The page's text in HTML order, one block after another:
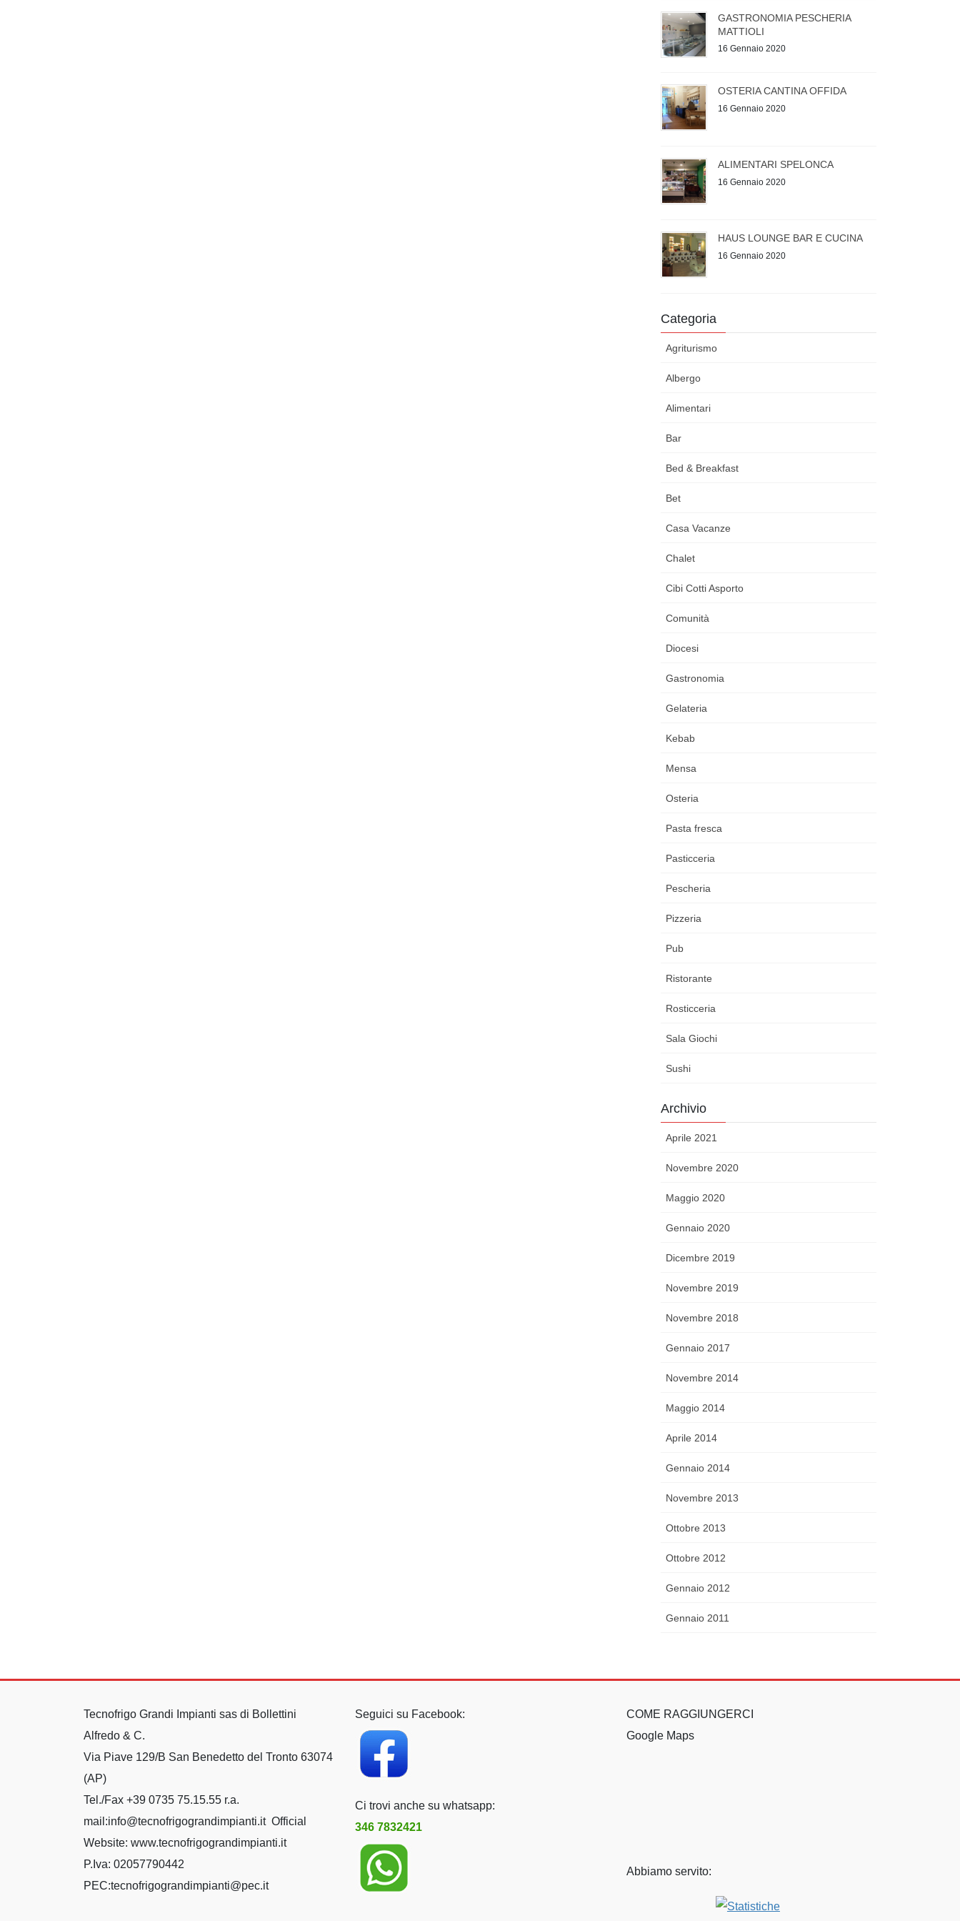
GASTRONOMIA PESCHERIA
MATTIOLI
16 Gennaio 2020
OSTERIA CANTINA OFFIDA
16 Gennaio 2020
ALIMENTARI SPELONCA
16 Gennaio 2020
HAUS LOUNGE BAR E CUCINA
16 Gennaio 2020
Categoria
Agriturismo
Albergo
Alimentari
Bar
Bed & Breakfast
Bet
Casa Vacanze
Chalet
Cibi Cotti Asporto
Comunità
Diocesi
Gastronomia
Gelateria
Kebab
Mensa
Osteria
Pasta fresca
Pasticceria
Pescheria
Pizzeria
Pub
Ristorante
Rosticceria
Sala Giochi
Sushi
Archivio
Aprile 2021
Novembre 2020
Maggio 2020
Gennaio 2020
Dicembre 2019
Novembre 2019
Novembre 2018
Gennaio 2017
Novembre 2014
Maggio 2014
Aprile 2014
Gennaio 2014
Novembre 2013
Ottobre 2013
Ottobre 2012
Gennaio 2012
Gennaio 2011
Tecnofrigo Grandi Impianti sas di Bollettini
Alfredo & C.
Via Piave 129/B San Benedetto del Tronto 63074
(AP)
Tel./Fax +39 0735 75.15.55 r.a.
mail:info@tecnofrigograndimpianti.it Official
Website: www.tecnofrigograndimpianti.it
P.Iva: 02057790442
PEC:tecnofrigograndimpianti@pec.it
Seguici su Facebook:
Ci trovi anche su whatsapp:
346 7832421
COME RAGGIUNGERCI
Google Maps
Abbiamo servito: